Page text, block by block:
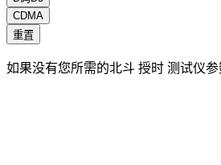
CDMA
重置
如果没有您所需的北斗 授时 测试仪